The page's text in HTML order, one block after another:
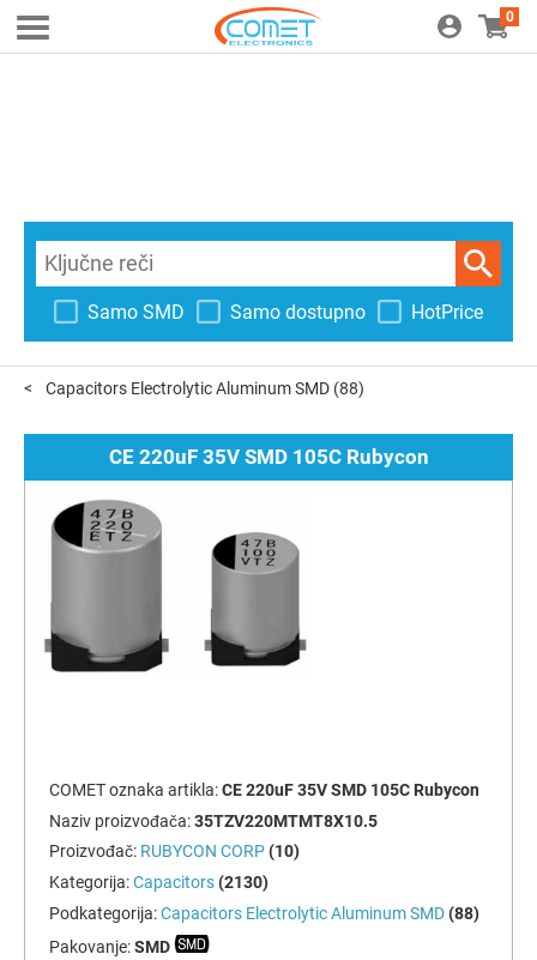
0
Samo SMD Samo dostupno HotPrice
Capacitors Electrolytic Aluminum SMD (88)
CE 220uF 35V SMD 105C Rubycon
COMET oznaka artikla:CE 220uF 35V SMD 105C Rubycon
Naziv proizvođača:35TZV220MTMT8X10.5
Proizvođač: RUBYCON CORP (10)
Kategorija:Capacitors (2130)
Podkategorija:Capacitors Electrolytic Aluminum SMD (88)
Pakovanje:SMD